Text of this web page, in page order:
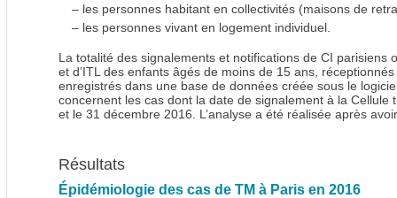
– les personnes habitant en collectivités (maisons de
– les personnes vivant en logement individuel.
La totalité des signalements et notifications de CI parisiens
et d’ITL des enfants âgés de moins de 15 ans,
enregistrés dans une base de données créée sous le
concernent les cas dont la date de signalement à la Cellule
et le 31 décembre 2016. L’analyse a été réalisée après
Résultats
Épidémiologie des cas de TM à Paris en 2016